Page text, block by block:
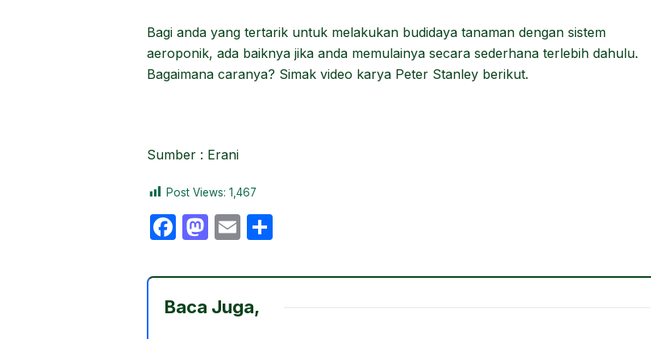
Bagi anda yang tertarik untuk melakukan budidaya tanaman dengan sistem
aeroponik, ada baiknya jika anda memulainya secara sederhana terlebih dahulu.
Bagaimana caranya? Simak video karya Peter Stanley berikut.
Sumber : Erani
Post Views: 1,467
F
c
e
M
st
o
E
ail ar
Baca Juga,